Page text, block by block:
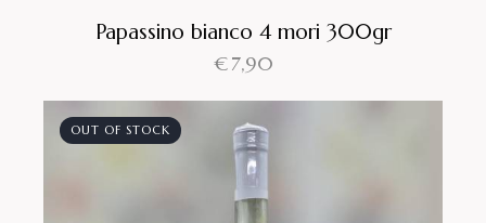
Papassino bianco 4 mori 300gr
€7,90
OUT OF STOCK